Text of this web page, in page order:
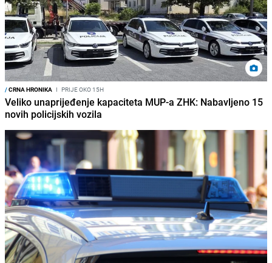
/CRNA HRONIKA I PRIJE OKO 15H
Veliko unaprijeđenje kapaciteta MUP-a ZHK: Nabavljeno 15
novih policijskih vozila